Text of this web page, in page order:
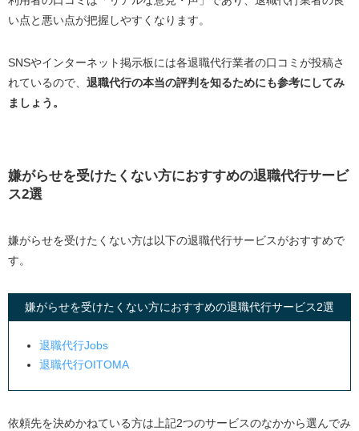
い点と悪い点が把握しやすくなります。
SNSやインターネット掲示板には各退職代行業者の口コミが投稿さ
れているので、 退職代行の本当の評判を知るためにも参考にしてみ
ましょう。
嫌がらせを受けたくない方におすすめの退職代行サービ
ス2選
嫌がらせを受けたくない方は以下の退職代行サービスがおすすめで
す。
嫌がらせを受けたくない方におすすめの退職代行サービス2選
退職代行Jobs
退職代行OITOMA
依頼先を決めかねている方は上記2つのサービスのなかから選んでみ